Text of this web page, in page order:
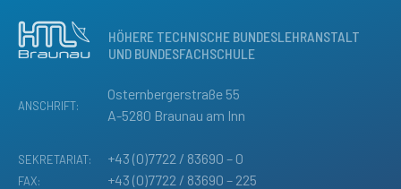
HÖHERE TECHNISCHE BUNDESLEHRANSTALT
UND BUNDESFACHSCHULE
ANSCHRIFT:
Osternbergerstraße 55
A-5280 Braunau am Inn
SEKRETARIAT: +43 (0)7722 / 83690 – 0
FAX: +43 (0)7722 / 83690 – 225